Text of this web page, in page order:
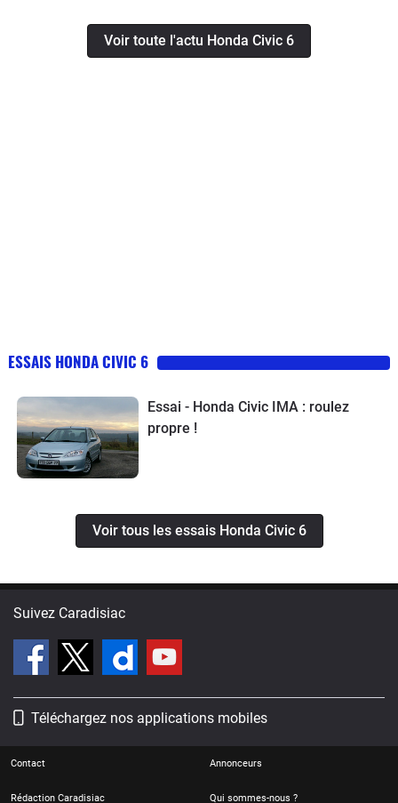
Voir toute l'actu Honda Civic 6
ESSAIS HONDA CIVIC 6
Essai - Honda Civic IMA : roulez
propre !
Voir tous les essais Honda Civic 6
Suivez Caradisiac
Téléchargez nos applications mobiles
Contact Annonceurs
Rédaction Caradisiac Qui sommes-nous ?